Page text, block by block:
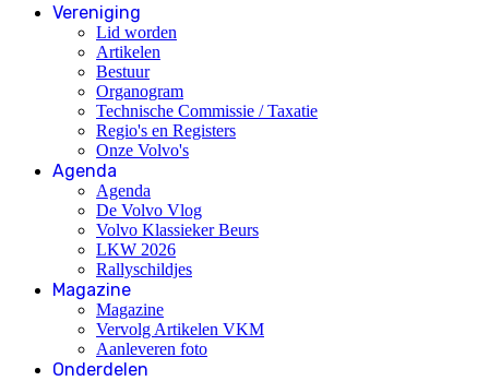
Vereniging
Lid worden
Artikelen
Bestuur
Organogram
Technische Commissie / Taxatie
Regio's en Registers
Onze Volvo's
Agenda
Agenda
De Volvo Vlog
Volvo Klassieker Beurs
LKW 2026
Rallyschildjes
Magazine
Magazine
Vervolg Artikelen VKM
Aanleveren foto
Onderdelen